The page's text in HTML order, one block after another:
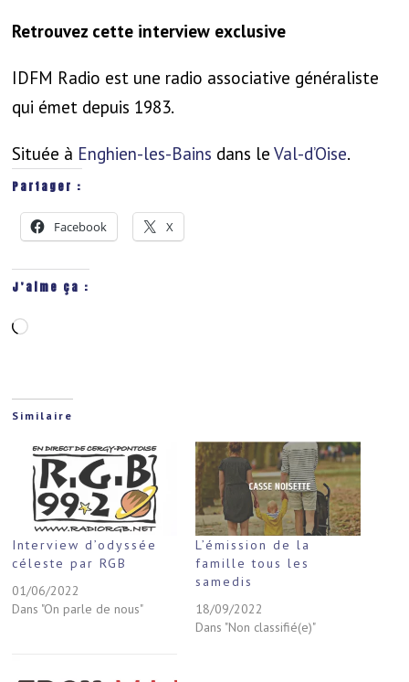
Retrouvez cette interview exclusive
IDFM Radio est une radio associative généraliste
qui émet depuis 1983.
Située à Enghien-les-Bains dans leVal-d’Oise.
Partager :
Facebook X
J’aime ça :
Chargement…
Similaire
Interview d’odyssée
céleste par RGB
01/06/2022
Dans "On parle de nous"
L’émission de la
famille tous les
samedis
18/09/2022
Dans "Non classifié(e)"